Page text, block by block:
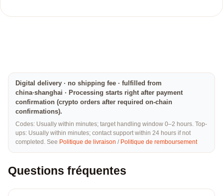
Digital delivery · no shipping fee · fulfilled from
china·shanghai · Processing starts right after payment
confirmation (crypto orders after required on-chain
confirmations).
Codes: Usually within minutes; target handling window 0–2 hours. Top-
ups: Usually within minutes; contact support within 24 hours if not
completed. See Politique de livraison / Politique de remboursement
Questions fréquentes